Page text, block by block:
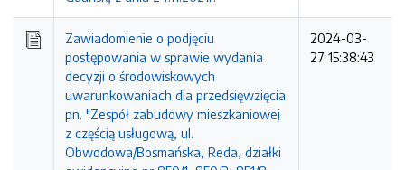
Zawiadomienie o podjęciu
postępowania w sprawie wydania
decyzji o środowiskowych
uwarunkowaniach dla przedsięwzięcia
pn. "Zespół zabudowy mieszkaniowej
z częścią usługową, ul.
Obwodowa/Bosmańska, Reda, działki
2024-03-
27 15:38:43